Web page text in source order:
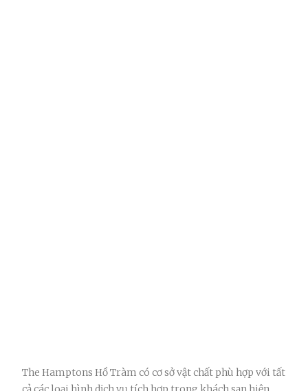
The Hamptons Hồ Tràm có cơ sở vật chất phù hợp với tất